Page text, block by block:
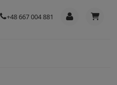
+48 667 004 881